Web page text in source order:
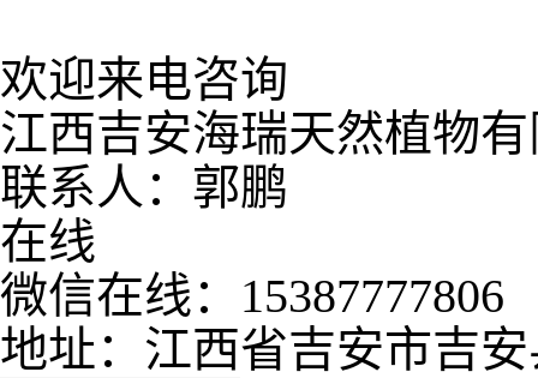
欢迎来电咨询
江西吉安海瑞天然植物
联系人：郭鹏
在线
微信在线：15387777806
地址：江西省吉安市吉